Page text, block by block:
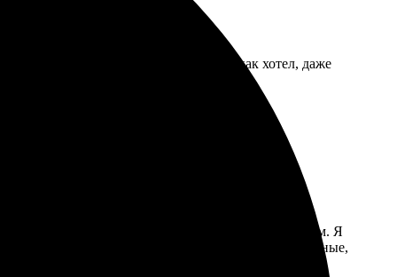
и четкая работа. Всё сделали так, как хотел, даже
и легко, интерфейс оказался интуитивно понятным. Я
приятно удивил качеством. Цвета насыщенные,